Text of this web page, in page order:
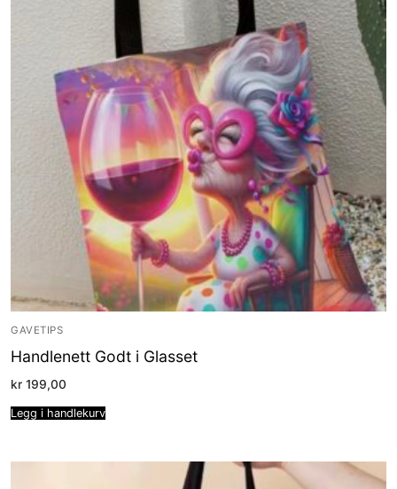
GAVETIPS
Handlenett Godt i Glasset
kr 199,00
Legg i handlekurv